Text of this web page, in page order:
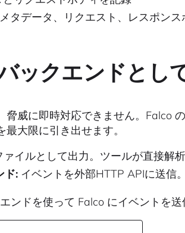
タデータ、リクエスト、レスポンス
ックエンドとし
脅威に即時対応できません。Falco
大限に引き出せます。
イルとして出力。ツールが直接解析
ド:イベントを外部HTTP APIに送信。
ンドを使って Falco にイベントを送